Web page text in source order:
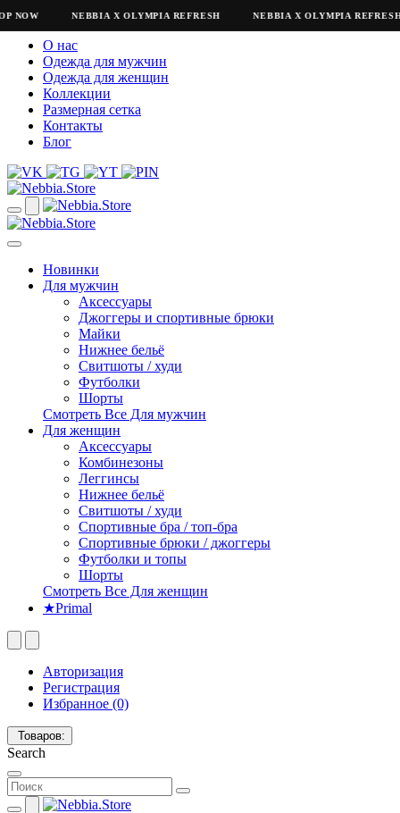
NOW NEBBIA X OLYMPIA REFRESH NEBBIA X OLYMPIA REFRESH
О нас
Одежда для мужчин
Одежда для женщин
Коллекции
Размерная сетка
Контакты
Блог
Новинки
Для мужчин
Аксессуары
Джоггеры и спортивные брюки
Майки
Нижнее бельё
Свитшоты / худи
Футболки
Шорты
Смотреть Все Для мужчин
Для женщин
Аксессуары
Комбинезоны
Леггинсы
Нижнее бельё
Свитшоты / худи
Спортивные бра / топ-бра
Спортивные брюки / джоггеры
Футболки и топы
Шорты
Смотреть Все Для женщин
★Primal
Авторизация
Регистрация
Избранное (0)
Товаров:
Search